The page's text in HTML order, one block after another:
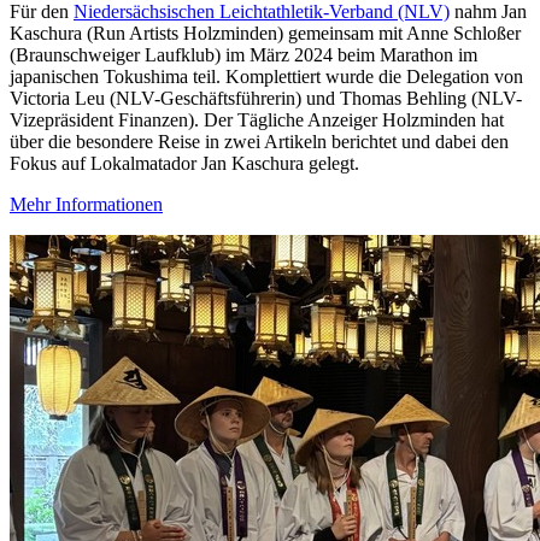
Für den Niedersächsischen Leichtathletik-Verband (NLV) nahm Jan
Kaschura (Run Artists Holzminden) gemeinsam mit Anne Schloßer
(Braunschweiger Laufklub) im März 2024 beim Marathon im
japanischen Tokushima teil. Komplettiert wurde die Delegation von
Victoria Leu (NLV-Geschäftsführerin) und Thomas Behling (NLV-
Vizepräsident Finanzen). Der Tägliche Anzeiger Holzminden hat
über die besondere Reise in zwei Artikeln berichtet und dabei den
Fokus auf Lokalmatador Jan Kaschura gelegt.
Mehr Informationen